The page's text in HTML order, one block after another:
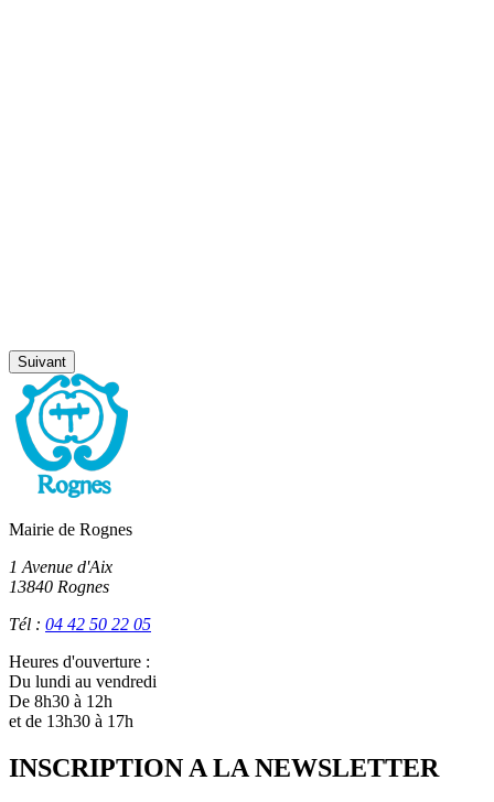
Suivant
Mairie de Rognes
1 Avenue d'Aix
13840 Rognes
Tél : 04 42 50 22 05
Heures d'ouverture :
Du lundi au vendredi
De 8h30 à 12h
et de 13h30 à 17h
INSCRIPTION A LA NEWSLETTER